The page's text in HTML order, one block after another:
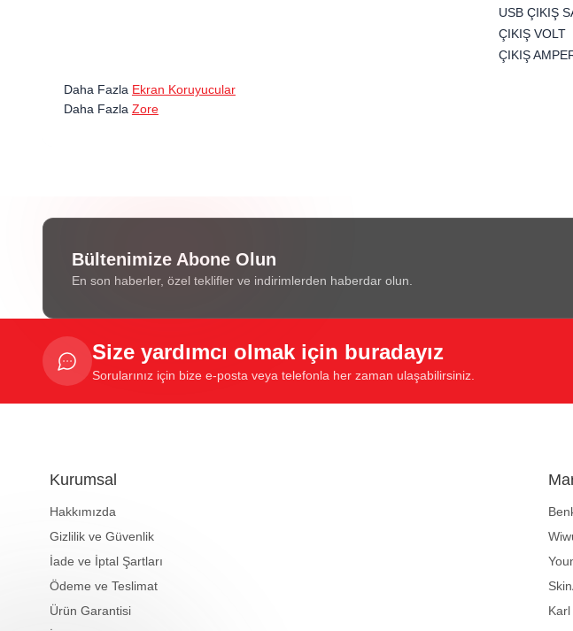
USB ÇIKIŞ
ÇIKIŞ VOLT
ÇIKIŞ
Daha Fazla Ekran Koruyucular
Daha Fazla Zore
Bültenimize Abone Olun
En son haberler, özel teklifler ve indirimlerden haberdar olun.
Size yardımcı olmak için buradayız
Sorularınız için bize e-posta veya telefonla her zaman ulaşabilirsiniz.
Kurumsal
Hakkımızda
Gizlilik ve Güvenlik
İade ve İptal Şartları
Ödeme ve Teslimat
Ürün Garantisi